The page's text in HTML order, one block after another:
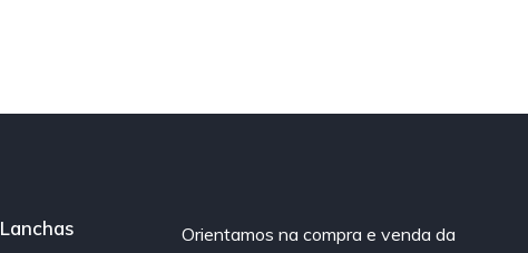
Lanchas
Orientamos na compra e venda da